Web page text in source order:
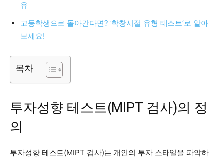
유
고등학생으로 돌아간다면? ‘학창시절 유형 테스트’로 알아
보세요!
목차
투자성향 테스트(MIPT 검사)의 정
의
투자성향 테스트(MIPT 검사)는 개인의 투자 스타일을 파악하